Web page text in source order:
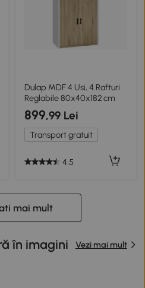
Dulap MDF 4 Usi, 4 Rafturi
Reglabile 80x40x182 cm
899,99 Lei
Transport gratuit
4.5
mai mult
în imagini Vezi mai mult